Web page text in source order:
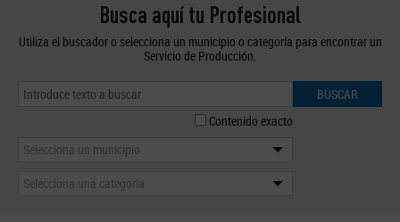
Busca aquí tu Profesional
Utiliza el buscador o selecciona un municipio o categoría para encontrar un
Servicio de Producción.
BUSCAR
Contenido exacto
Selecciona un municipio
Selecciona una categoría